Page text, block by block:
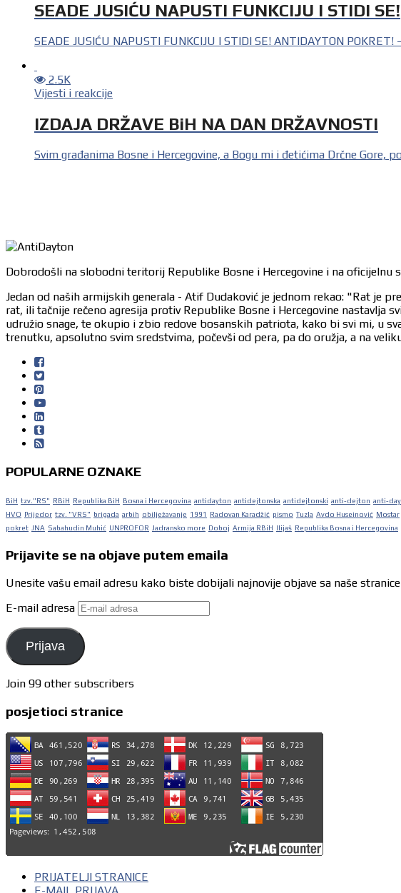
SEADE JUSIĆU NAPUSTI FUNKCIJU I STIDI SE!
SEADE JUSIĆU NAPUSTI FUNKCIJU I STIDI SE! ANTIDAYTON
2.5K
Vijesti i reakcije
IZDAJA DRŽAVE BiH NA DAN DRŽAVNOSTI
Svim građanima Bosne i Hercegovine, a Bogu mi i đetićima Drčne Gore,
Dobrodošli na slobodni teritorij Republike Bosne i Hercegovine i na oficijelnu
Jedan od naših armijskih generala - Atif Dudaković je jednom rekao: "Rat je
rat, ili tačnije rečeno agresija protiv Republike Bosne i Hercegovine
udružio snage, te okupio i zbio redove bosanskih patriota, kako bi svi mi, u
trenutku, apsolutno svim sredstvima, počevši od pera, pa do oružja, a na
POPULARNE OZNAKE
BiH tzv."RS" RBiH Republika BiH Bosna i Hercegovina antidayton antidejtonska antidejtonski anti-dejton anti-
HVO Prijedor tzv. "VRS" brigada arbih obilježavanje 1991 Radovan Karadžić pismo Tuzla Avdo Huseinović Mostar
pokret JNA Sabahudin Muhić UNPROFOR Jadransko more Doboj Armija RBiH Ilijaš Republika Bosna i Hercegovina
Prijavite se na objave putem emaila
Unesite vašu email adresu kako biste dobijali najnovije objave sa naše
E-mail adresa
Prijava
Join 99 other subscribers
posjetioci stranice
PRIJATELJI STRANICE